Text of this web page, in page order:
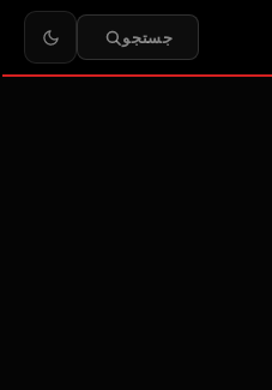
جستجو